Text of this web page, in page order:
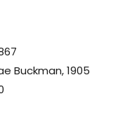
Buckman, 1905